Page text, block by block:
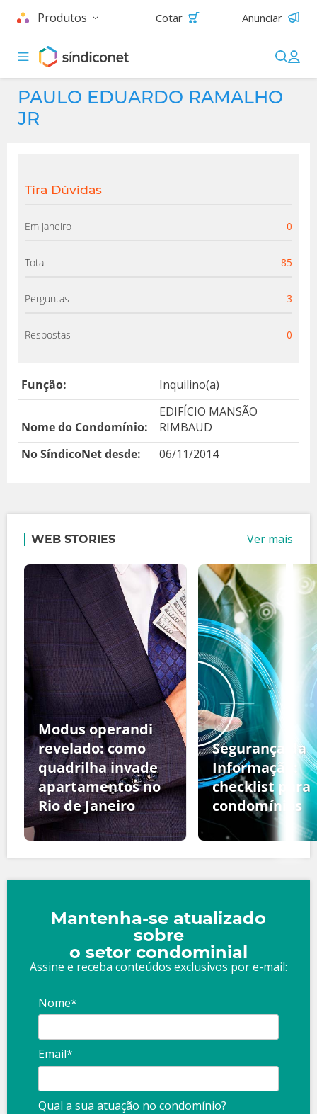
Produtos Cotar Anunciar
PAULO EDUARDO RAMALHO
JR
Tira Dúvidas
Em janeiro 0
Total 85
Perguntas 3
Respostas 0
Função: Inquilino(a)
Nome do Condomínio:
EDIFÍCIO MANSÃO
RIMBAUD
No SíndicoNet desde:
06/11/2014
WEB STORIES Ver mais
Modus operandi
revelado: como
quadrilha invade
apartamentos no
Rio de Janeiro
Segurança da
Informação:
checklist para
condomínios
Mantenha-se atualizado
sobre
o setor condominial
Assine e receba conteúdos exclusivos por e-mail:
Nome*
Email*
Qual a sua atuação no condomínio?